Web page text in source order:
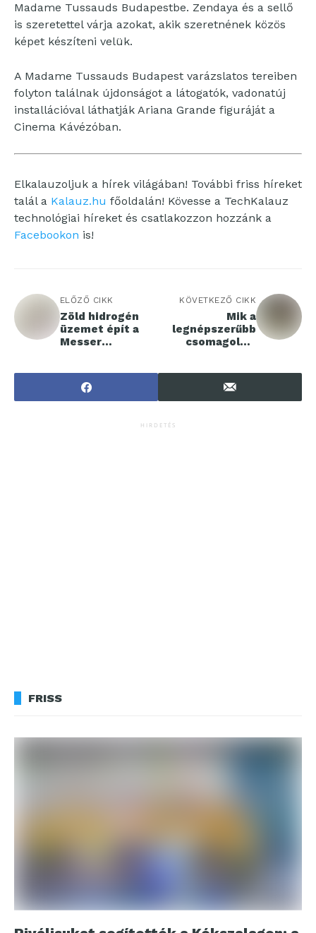
Madame Tussauds Budapestbe. Zendaya és a sellő
is szeretettel várja azokat, akik szeretnének közös
képet készíteni velük.
A Madame Tussauds Budapest varázslatos tereiben
folyton találnak újdonságot a látogatók, vadonatúj
installációval láthatják Ariana Grande figuráját a
Cinema Kávézóban.
Elkalauzoljuk a hírek világában! További friss híreket
talál a Kalauz.hu főoldalán! Kövesse a TechKalauz
technológiai híreket és csatlakozzon hozzánk a
Facebookon is!
ELŐZŐ CIKK
Zöld hidrogén
üzemet épít a
Messer
KÖVETKEZŐ CIKK
Mik a
legnépszerűbb
csomagolási
iparban?
HIRDETÉS
FRISS